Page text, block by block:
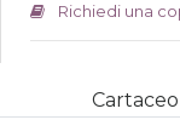
Richiedi una
Cartaceo